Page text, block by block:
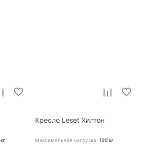
кг
Кресло Leset Хилтон
Максимальная нагрузка: 120 кг